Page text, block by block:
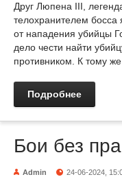
Друг Люпена III,
телохранителем босса
от нападения убийцы
дело чести найти
противником. К тому
Подробнее
Бои без
Admin 24-06-2024,